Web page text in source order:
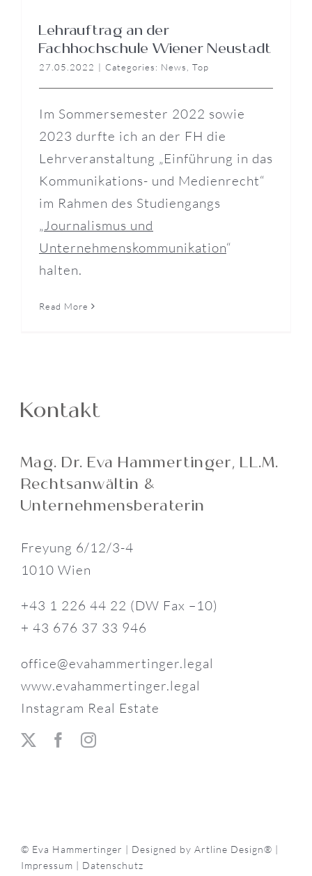
Lehrauftrag an der
Fachhochschule Wiener Neustadt
27.05.2022 | Categories: News Top
Im Sommersemester 2022 sowie
2023 durfte ich an der FH die
Lehrveranstaltung „Einführung in das
Kommunikations- und Medienrecht“
im Rahmen des Studiengangs
„ Journalismus und
Unternehmenskommunikation“
halten.
Read More
Kontakt
Mag. Dr. Eva Hammertinger‚ LL.M.
Rechtsanwältin &
Unternehmensberaterin
Freyung 6/12/3-4
1010 Wien
+43 1 226 44 22 (DW Fax –10)
+ 43 676 37 33 946
office@evahammertinger.legal
www.evahammertinger.legal
Instagram Real Estate
© Eva Hammertinger | Designed by Artline Design® |
Impressum | Datenschutz